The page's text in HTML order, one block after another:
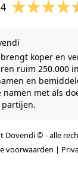
koper en
ruim 250.000
en
namen met als
partijen.
Dovendi © - alle
voorwaarden |